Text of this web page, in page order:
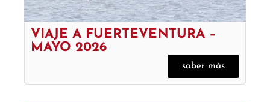
VIAJE A FUERTEVENTURA –
MAYO 2026
saber más